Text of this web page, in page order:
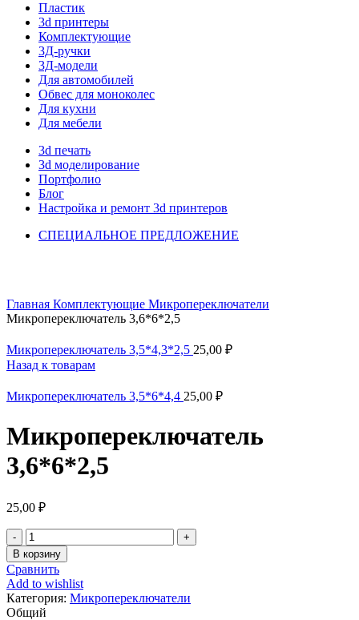
Пластик
3d принтеры
Комплектующие
3Д-ручки
3Д-модели
Для автомобилей
Обвес для моноколес
Для кухни
Для мебели
3d печать
3d моделирование
Портфолио
Блог
Настройка и ремонт 3d принтеров
СПЕЦИАЛЬНОЕ ПРЕДЛОЖЕНИЕ
Главная Комплектующие Микропереключатели
Микропереключатель 3,6*6*2,5
Микропереключатель 3,5*4,3*2,5 25,00 ₽
Назад к товарам
Микропереключатель 3,5*6*4,4 25,00 ₽
Микропереключатель
3,6*6*2,5
25,00 ₽
Количество
товара
Микропереключатель
3,6*6*2,5
В корзину
Сравнить
Add to wishlist
Категория: Микропереключатели
Общий